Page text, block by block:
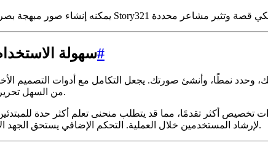
سهولة#
Canva من السهل تحرير ودمج الصور التي تم إنشاؤها بواسطة الذكاء الاصطناعي في مشاريعك.
لإرشاد المستخدمين خلال العملية. التحكم الإضافي يستحق الجهد الإضافي للمستخدمين الذين يرغبون في ضبط صورهم وتحقيق رؤى فنية محددة.